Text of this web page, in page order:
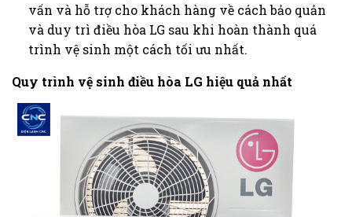
vấn và hỗ trợ cho khách hàng về cách bảo quản
và duy trì điều hòa LG sau khi hoàn thành quá
trình vệ sinh một cách tối ưu nhất.
Quy trình vệ sinh điều hòa LG hiệu quả nhất